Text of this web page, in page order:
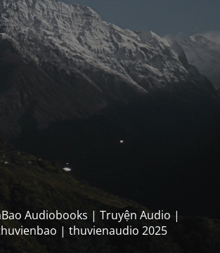
Audiobooks | Truyện Audio |
| thuvienaudio 2025